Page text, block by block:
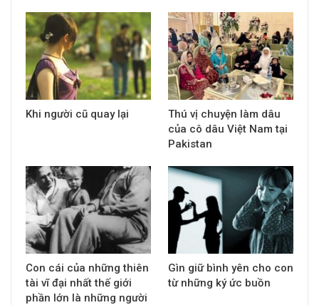
Khi người cũ quay lại
Thú vị chuyện làm dâu
của cô dâu Việt Nam tại
Pakistan
Con cái của những thiên
tài vĩ đại nhất thế giới
phần lớn là những người
Gìn giữ bình yên cho con
từ những ký ức buồn